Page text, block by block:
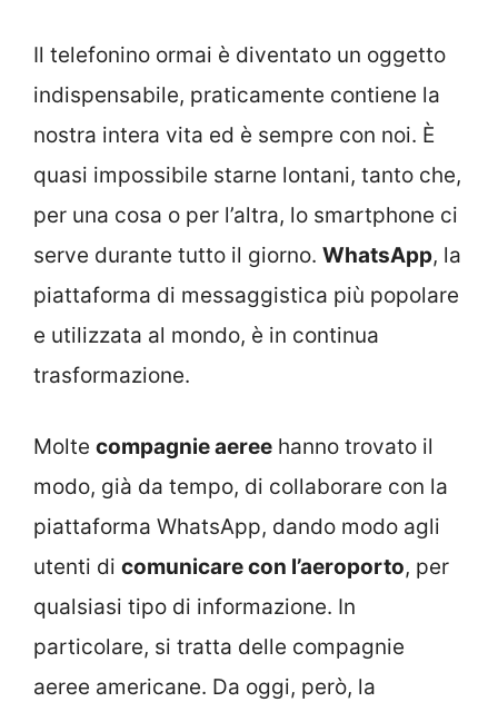
Il telefonino ormai è diventato un oggetto
indispensabile, praticamente contiene la
nostra intera vita ed è sempre con noi. È
quasi impossibile starne lontani, tanto che,
per una cosa o per l’altra, lo smartphone ci
serve durante tutto il giorno. WhatsApp, la
piattaforma di messaggistica più popolare
e utilizzata al mondo, è in continua
trasformazione.
Molte compagnie aeree hanno trovato il
modo, già da tempo, di collaborare con la
piattaforma WhatsApp, dando modo agli
utenti di comunicare con l’aeroporto, per
qualsiasi tipo di informazione. In
particolare, si tratta delle compagnie
aeree americane. Da oggi, però, la